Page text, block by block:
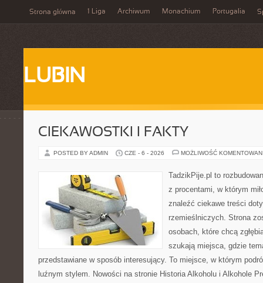
Strona główna 1 Liga Archiwum Monachium Portugalia
LUBIN
CIEKAWOSTKI I FAKTY
POSTED BY ADMIN CZE - 6 - 2026 MOŻLIWOŚĆ
TadzikPije.pl to
z procentami, w którym
znaleźć ciekawe treści
rzemieślniczych. Strona
osobach, które chcą
szukają miejsca, gdzie
przedstawiane w sposób interesujący. To miejsce, w którym
luźnym stylem. Nowości na stronie Historia Alkoholu i Alkohole